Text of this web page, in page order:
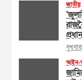
জাতীয়
আইন-